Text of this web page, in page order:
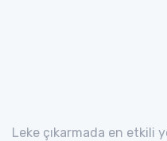
Leke çıkarmada en etkili